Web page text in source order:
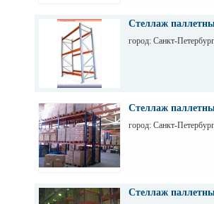
Стеллаж
город: Санкт-Петербург
Стеллаж
город: Санкт-Петербург
Стеллаж